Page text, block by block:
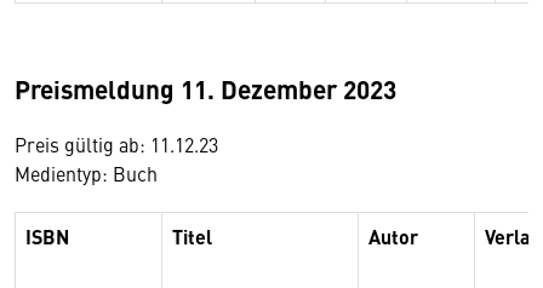
Preismeldung 11. Dezember 2023
Preis gültig ab: 11.12.23
Medientyp: Buch
ISBN Titel Autor Verlag